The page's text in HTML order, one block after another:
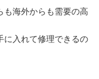
も海外からも需要の高
に入れて修理できるの